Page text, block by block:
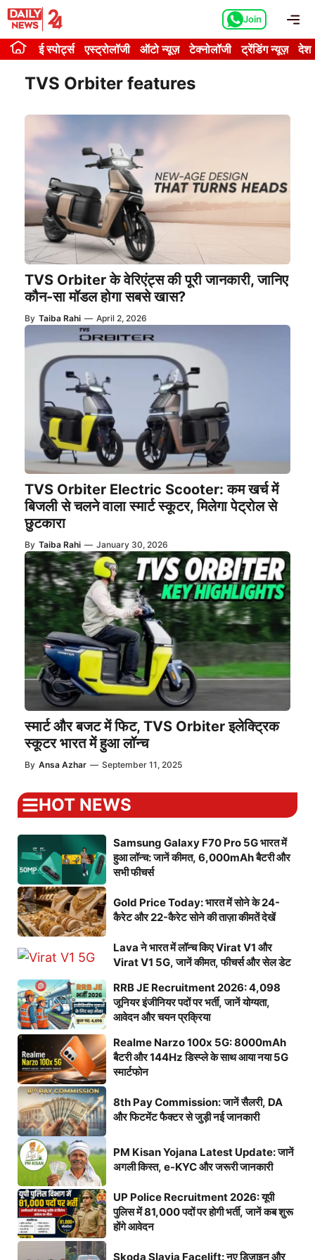
Skip
content
Join
ई स्पोर्ट्स एस्ट्रोलॉजी ऑटो न्यूज़ टेक्नोलॉजी ट्रेंडिंग न्यूज़ देश
TVS Orbiter features
TVS Orbiter के वेरिएंट्स की पूरी जानकारी, जानिए
कौन-सा मॉडल होगा सबसे खास?
By Taiba Rahi — April 2, 2026
TVS Orbiter Electric Scooter: कम खर्च में
बिजली से चलने वाला स्मार्ट स्कूटर, मिलेगा पेट्रोल से
छुटकारा
By Taiba Rahi — January 30, 2026
स्मार्ट और बजट में फिट, TVS Orbiter इलेक्ट्रिक
स्कूटर भारत में हुआ लॉन्च
By Ansa Azhar — September 11, 2025
HOT NEWS
Samsung Galaxy F70 Pro 5G भारत में
हुआ लॉन्च: जानें कीमत, 6,000mAh बैटरी और
सभी फीचर्स
Gold Price Today: भारत में सोने के 24-
कैरेट और 22-कैरेट सोने की ताज़ा कीमतें देखें
Lava ने भारत में लॉन्च किए Virat V1 और
Virat V1 5G, जानें कीमत, फीचर्स और सेल डेट
RRB JE Recruitment 2026: 4,098
जूनियर इंजीनियर पदों पर भर्ती, जानें योग्यता,
आवेदन और चयन प्रक्रिया
Realme Narzo 100x 5G: 8000mAh
बैटरी और 144Hz डिस्प्ले के साथ आया नया 5G
स्मार्टफोन
8th Pay Commission: जानें सैलरी, DA
और फिटमेंट फैक्टर से जुड़ी नई जानकारी
PM Kisan Yojana Latest Update: जानें
अगली किस्त, e-KYC और जरूरी जानकारी
UP Police Recruitment 2026: यूपी
पुलिस में 81,000 पदों पर होगी भर्ती, जानें कब शुरू
होंगे आवेदन
Skoda Slavia Facelift: नए डिजाइन और